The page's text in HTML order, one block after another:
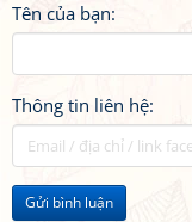
Tên của bạn:
Thông tin liên hệ:
Gửi bình luận